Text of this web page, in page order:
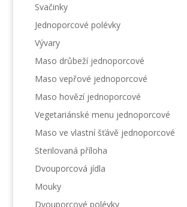
Svačinky
Jednoporcové polévky
Vývary
Maso drůbeží jednoporcové
Maso vepřové jednoporcové
Maso hovězí jednoporcové
Vegetariánské menu jednoporcové
Maso ve vlastní šťávě jednoporcové
Sterilovaná příloha
Dvouporcová jídla
Mouky
Dvouporcové polévky